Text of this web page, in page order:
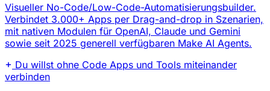
Visueller No-Code/Low-Code-Automatisierungsbuilder.
Verbindet 3.000+ Apps per Drag-and-drop in Szenarien,
mit nativen Modulen für OpenAI, Claude und Gemini
sowie seit 2025 generell verfügbaren Make AI Agents.
Du willst ohne Code Apps und Tools miteinander
verbinden